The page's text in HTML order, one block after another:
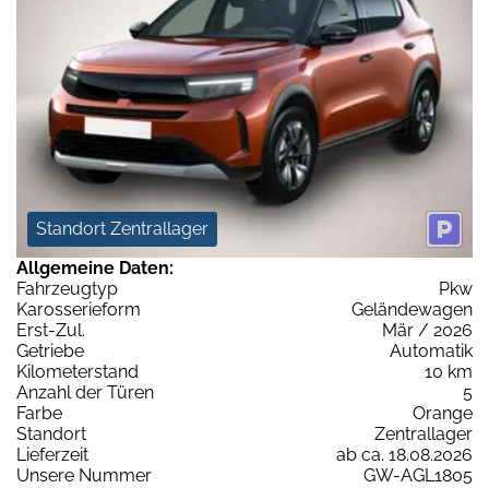
Standort Zentrallager
Allgemeine Daten:
Fahrzeugtyp
Pkw
Karosserieform
Geländewagen
Erst-Zul.
Mär / 2026
Getriebe
Automatik
Kilometerstand
10 km
Anzahl der Türen
5
Farbe
Orange
Standort
Zentrallager
Lieferzeit
ab ca. 18.08.2026
Unsere Nummer
GW-AGL1805